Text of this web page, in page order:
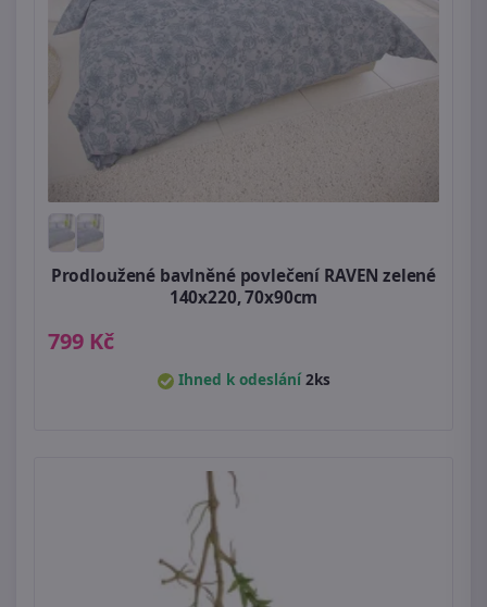
Prodloužené bavlněné povlečení RAVEN zelené
140x220, 70x90cm
799 Kč
Ihned k odeslání2ks